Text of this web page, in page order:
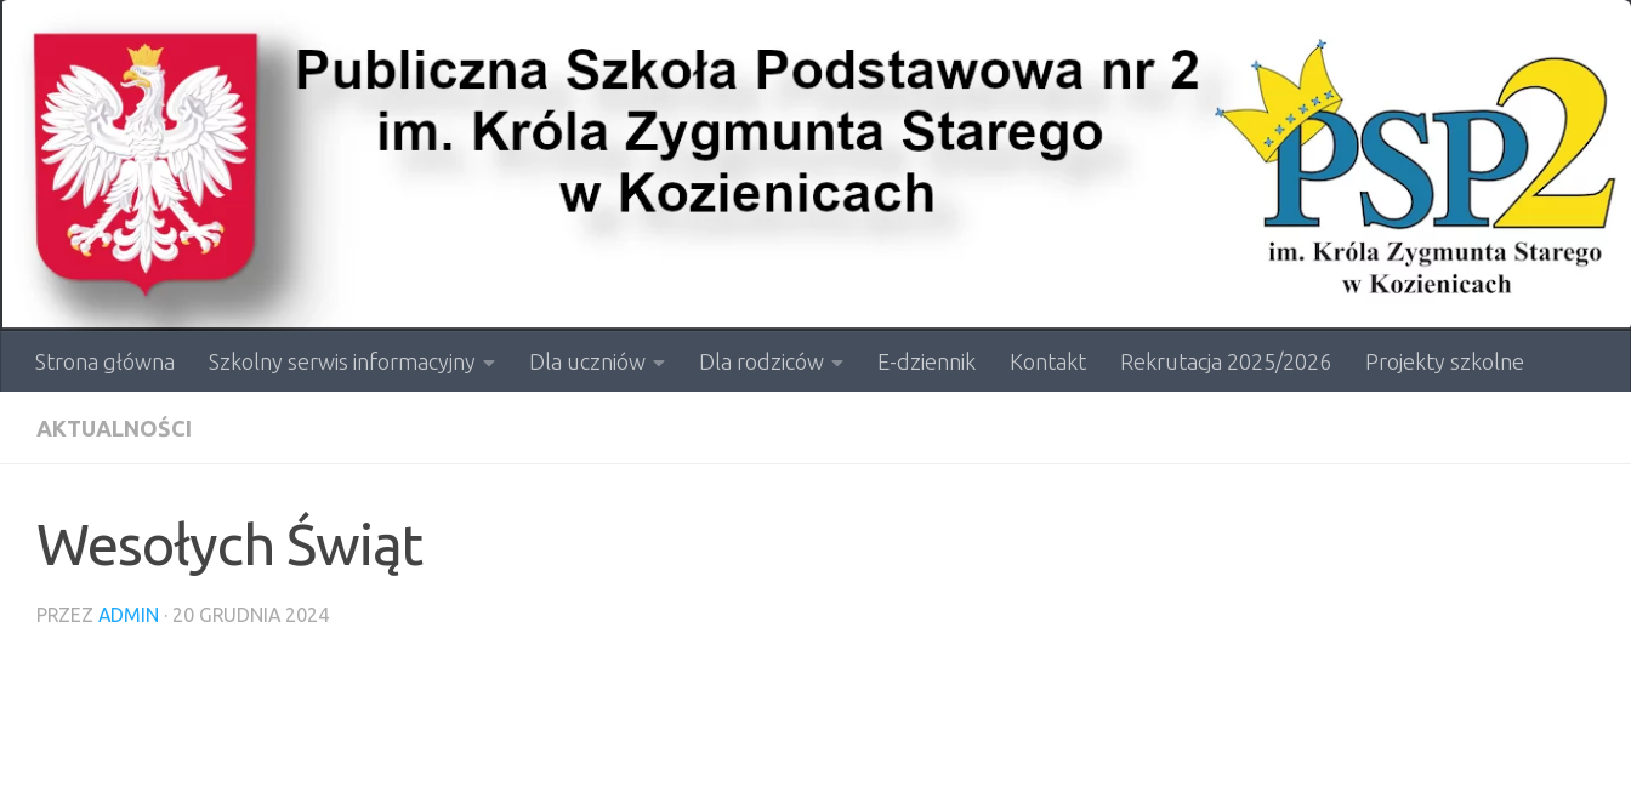
Przejdź do treści
Strona główna Szkolny serwis informacyjny Dla uczniów Dla rodziców E-dziennik Kontakt Rekrutacja 2025/2026 Projekty szkolne
AKTUALNOŚCI
Wesołych Świąt
PRZEZ ADMIN · 20 GRUDNIA 2024